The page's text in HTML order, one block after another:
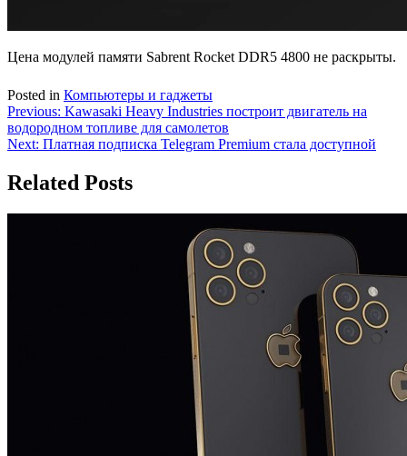
Цена модулей памяти Sabrent Rocket DDR5 4800 не раскрыты.
Posted in Компьютеры и гаджеты
Навигация
по
Previous: Kawasaki Heavy Industries построит двигатель на
водородном топливе для самолетов
Next: Платная подписка Telegram Premium стала доступной
Related Posts